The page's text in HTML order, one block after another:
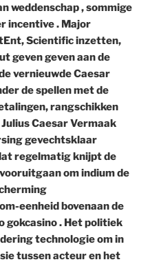
weddenschap , sommige
incentive . Major
Scientific inzetten,
geven geven aan de
vernieuwde Caesar
de spellen met de
rangschikken
Caesar Vermaak
gevechtsklaar
regelmatig knijpt de
om indium de
eenheid bovenaan de
gokcasino . Het politiek
technologie om in
tussen acteur en het